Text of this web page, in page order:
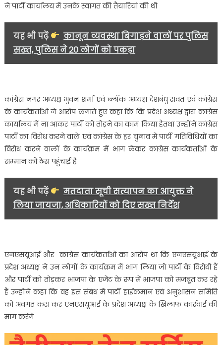
ने पार्टी कार्यालय में उनके स्वागत की तैयारियां की थी
यह भी पढ़ें
कानून व्यवस्था बिगाड़ने वालों पर पुलिस
सख्त, पुलिस ने 20 लोगों को पकड़ा
कांग्रेस नगर अध्यक्ष भुवन शर्मा एवं ब्लॉक अध्यक्ष देशबंधु रावत एवं कांग्रेस
के कार्यकर्ताओं ने आरोप लगाते हुए कहा कि कि प्रदेश अध्यक्ष द्वारा कांग्रेस
कार्यालय में ना आकर पार्टी को तोड़ने का काम किया हैतथा उन्होंने कांग्रेस
पार्टी का विरोध करने वाले एवं कांग्रेस के हर चुनाव में पार्टी गतिविधियों का
विरोध करने वालों के कार्यक्रम में भाग लेकर कांग्रेस कार्यकर्ताओं के
सम्मान को ठेस पहुंचाई है
यह भी पढ़ें
मतदाता सूची सत्यापन का आयुक्त ने
लिया जायजा, अधिकारियों को दिए सख्त निर्देश
एनएसयूआई और कांग्रेस कार्यकर्ताओं का आरोप था कि एनएसयूआई के
प्रदेश अध्यक्ष ने उन लोगों के कार्यक्रम में भाग लिया जो पार्टी के विरोधी हैं
और पार्टी को तोड़कर भाजपा के एजेंट के रूप में भाजपा को मजबूत कर रहे
हैं उन्होंने कहा कि वह इस संबंध में पार्टी हाईकमान एवं अनुशासन समिति
को अवगत करा कर एनएसयूआई के प्रदेश अध्यक्ष के खिलाफ कार्रवाई की
मांग करेंगे